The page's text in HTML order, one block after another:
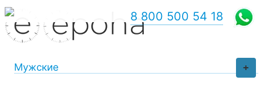
+
Мужские
8 800 500 54 18